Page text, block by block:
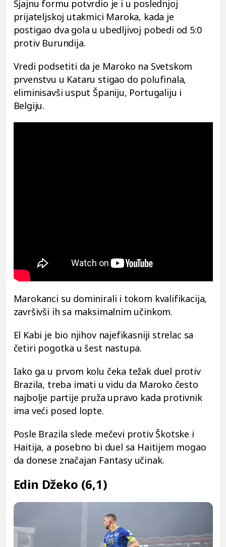
Sjajnu formu potvrdio je i u poslednjoj
prijateljskoj utakmici Maroka, kada je
postigao dva gola u ubedljivoj pobedi od 5:0
protiv Burundija.
Vredi podsetiti da je Maroko na Svetskom
prvenstvu u Kataru stigao do polufinala,
eliminisavši usput Španiju, Portugaliju i
Belgiju.
Marokanci su dominirali i tokom kvalifikacija,
završivši ih sa maksimalnim učinkom.
El Kabi je bio njihov najefikasniji strelac sa
četiri pogotka u šest nastupa.
Iako ga u prvom kolu čeka težak duel protiv
Brazila, treba imati u vidu da Maroko često
najbolje partije pruža upravo kada protivnik
ima veći posed lopte.
Posle Brazila slede mečevi protiv Škotske i
Haitija, a posebno bi duel sa Haitijem mogao
da donese značajan Fantasy učinak.
Edin Džeko (6,1)